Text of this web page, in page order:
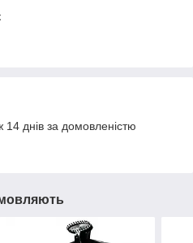
днів за домовленістю